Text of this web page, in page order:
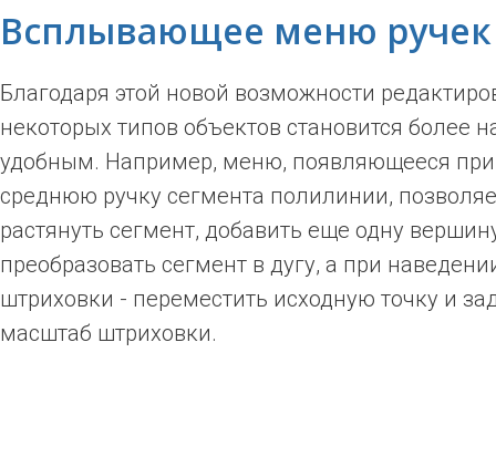
Всплывающее меню ручек
Благодаря этой новой возможности
некоторых типов объектов становится более
удобным. Например, меню, появляющееся
среднюю ручку сегмента полилинии,
растянуть сегмент, добавить еще одну
преобразовать сегмент в дугу, а при
штриховки - переместить исходную точку и
масштаб штриховки.